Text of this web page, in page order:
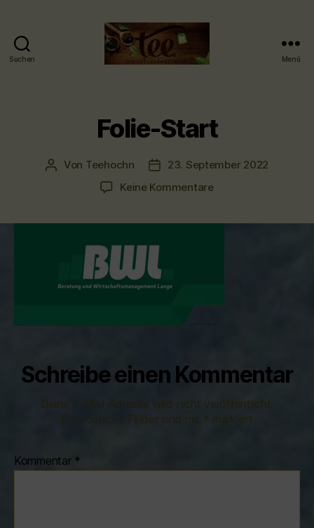
Suchen
Teefachgeschäft
Teehaus
Menü
Folie-Start
Beitragsautor
Von Teehochn Veröffentlichungsdatum
23. September 2022
Keine Kommentarezu
Schreibe einen Kommentar
Deine E-Mail-Adresse wird nicht veröffentlicht.
Erforderliche Felder sind mit * markiert
Kommentar *